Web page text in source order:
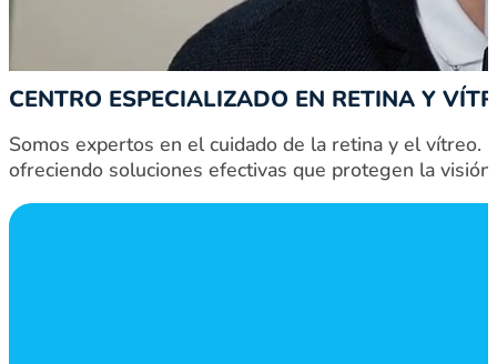
RETINA Y VÍTREO
CENTRO ESPECIALIZADO EN RETINA Y
Somos expertos en el cuidado de la retina y el vítreo.
ofreciendo soluciones efectivas que protegen la